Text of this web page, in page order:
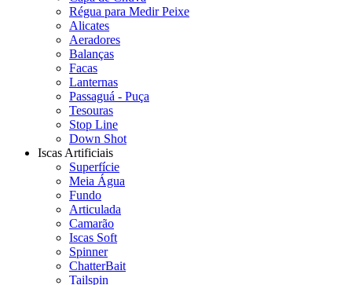
Régua para Medir Peixe
Alicates
Aeradores
Balanças
Facas
Lanternas
Passaguá - Puça
Tesouras
Stop Line
Down Shot
Iscas Artificiais
Superfície
Meia Água
Fundo
Articulada
Camarão
Iscas Soft
Spinner
ChatterBait
Tailspin